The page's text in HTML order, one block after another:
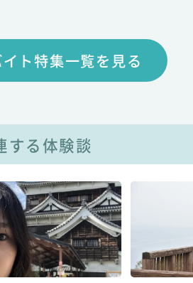
ト特集一覧を見る
する体験談